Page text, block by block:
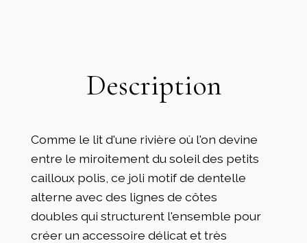
Description
Comme le lit d'une rivière où l'on devine
entre le miroitement du soleil des petits
cailloux polis, ce joli motif de dentelle
alterne avec des lignes de côtes
doubles qui structurent l'ensemble pour
créer un accessoire délicat et très